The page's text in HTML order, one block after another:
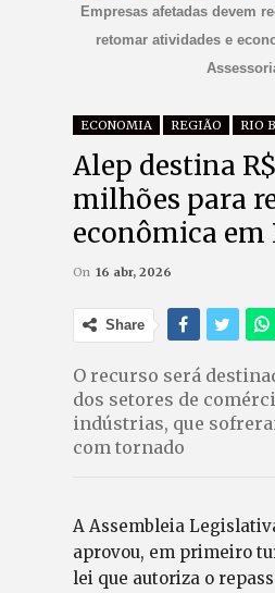
Empresas afetadas devem
retomar atividades e
ECONOMIA REGIÃO
Alep destina
milhões para
econômica em
On 16 abr, 2026
Share
O recurso será
dos setores de
indústrias, que
com tornado
A Assembleia
aprovou, em primeiro
lei que autoriza o